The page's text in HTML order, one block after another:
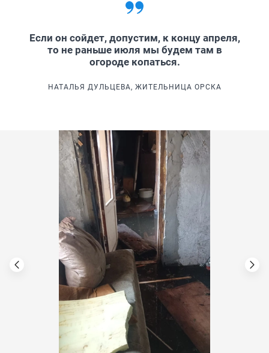
Если он сойдет, допустим, к концу апреля,
то не раньше июля мы будем там в
огороде копаться.
НАТАЛЬЯ ДУЛЬЦЕВА, ЖИТЕЛЬНИЦА ОРСКА